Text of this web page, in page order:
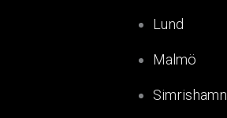
Lund
Malmö
Simrishamn